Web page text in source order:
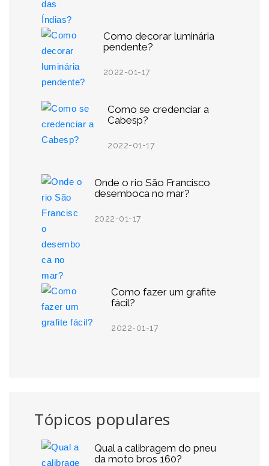
Como decorar luminária
pendente?
2022-01-17
Como se credenciar a
Cabesp?
2022-01-17
Onde o rio São Francisco
desemboca no mar?
2022-01-17
Como fazer um grafite
fácil?
2022-01-17
Tópicos populares
Qual a calibragem do pneu
da moto bros 160?